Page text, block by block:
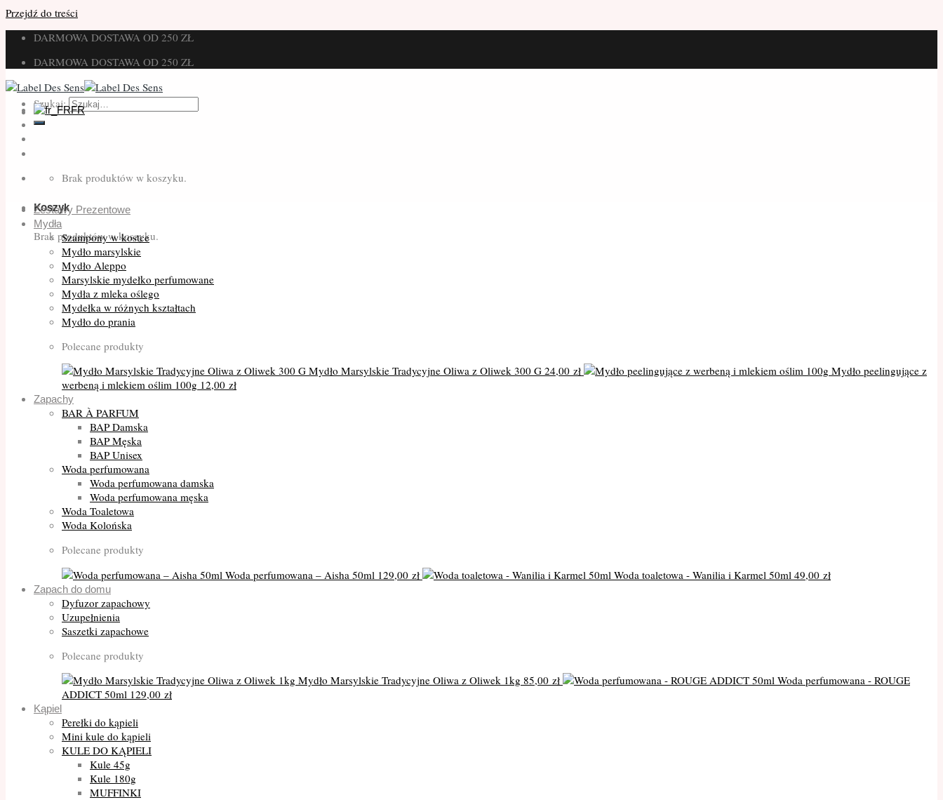
Przejdź do treści
DARMOWA DOSTAWA OD 250 ZŁ
DARMOWA DOSTAWA OD 250 ZŁ
Szukaj: FR
Brak produktów w koszyku.
Koszyk
Brak produktów w koszyku.
Zestawy Prezentowe
Mydła
Szampony w kostce
Mydło marsylskie
Mydło Aleppo
Marsylskie mydełko perfumowane
Mydła z mleka oślego
Mydełka w różnych kształtach
Mydło do prania
Polecane produkty
Mydło Marsylskie Tradycyjne Oliwa z Oliwek 300 G 24,00 zł
Mydło peelingujące z
werbeną i mlekiem oślim 100g 12,00 zł
Zapachy
BAR À PARFUM
BAP Damska
BAP Męska
BAP Unisex
Woda perfumowana
Woda perfumowana damska
Woda perfumowana męska
Woda Toaletowa
Woda Kolońska
Polecane produkty
Woda perfumowana – Aisha 50ml 129,00 zł Woda toaletowa - Wanilia i Karmel 50ml 49,00 zł
Zapach do domu
Dyfuzor zapachowy
Uzupełnienia
Saszetki zapachowe
Polecane produkty
Mydło Marsylskie Tradycyjne Oliwa z Oliwek 1kg 85,00 zł
Woda perfumowana - ROUGE
ADDICT 50ml 129,00 zł
Kąpiel
Perełki do kąpieli
Mini kule do kąpieli
KULE DO KĄPIELI
Kule 45g
Kule 180g
MUFFINKI